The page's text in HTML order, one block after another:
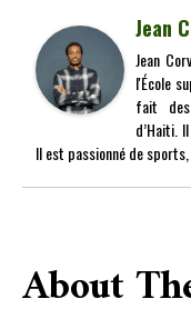
Jean
Jean
l'École
fait des
d’Haiti.
Il est passionné de
About